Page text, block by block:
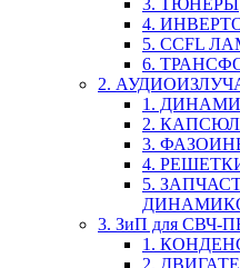
3. ТЮНЕРЫ
4.
5. CCFL
6.
2.
1.
2.
3.
4.
5.
3. ЗиП для СВЧ-
1.
2.